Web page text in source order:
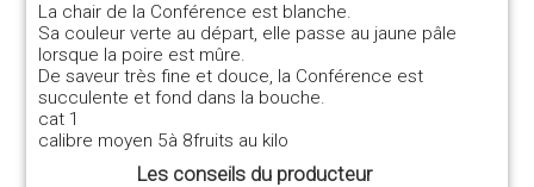
La chair de la Conférence est blanche.
Sa couleur verte au départ, elle passe au jaune pâle
lorsque la poire est mûre.
De saveur très fine et douce, la Conférence est
succulente et fond dans la bouche.
cat 1
calibre moyen 5à 8fruits au kilo
Les conseils du producteur